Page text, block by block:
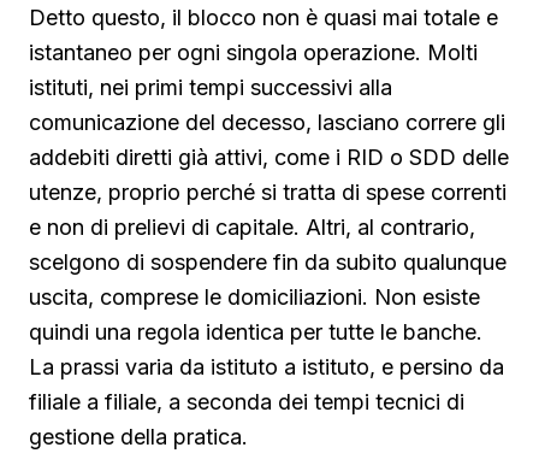
Detto questo, il blocco non è quasi mai totale e
istantaneo per ogni singola operazione. Molti
istituti, nei primi tempi successivi alla
comunicazione del decesso, lasciano correre gli
addebiti diretti già attivi, come i RID o SDD delle
utenze, proprio perché si tratta di spese correnti
e non di prelievi di capitale. Altri, al contrario,
scelgono di sospendere fin da subito qualunque
uscita, comprese le domiciliazioni. Non esiste
quindi una regola identica per tutte le banche.
La prassi varia da istituto a istituto, e persino da
filiale a filiale, a seconda dei tempi tecnici di
gestione della pratica.